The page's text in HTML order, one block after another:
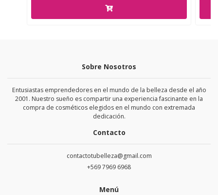
Sobre Nosotros
Entusiastas emprendedores en el mundo de la belleza desde el año
2001. Nuestro sueño es compartir una experiencia fascinante en la
compra de cosméticos elegidos en el mundo con extremada
dedicación.
Contacto
contactotubelleza@gmail.com
+569 7969 6968
Menú